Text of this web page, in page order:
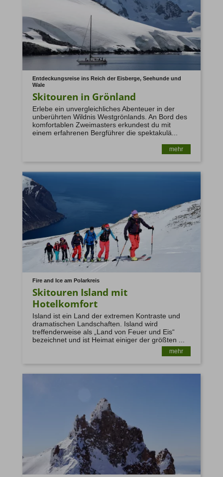
Entdeckungsreise ins Reich der Eisberge, Seehunde und
Wale
Skitouren in Grönland
Erlebe ein unvergleichliches Abenteuer in der
unberührten Wildnis Westgrönlands. An Bord des
komfortablen Zweimasters erkundest du mit
einem erfahrenen Bergführer die spektakulä...
mehr
Fire and Ice am Polarkreis
Skitouren Island mit
Hotelkomfort
Island ist ein Land der extremen Kontraste und
dramatischen Landschaften. Island wird
treffenderweise als „Land von Feuer und Eis“
bezeichnet und ist Heimat einiger der größten ...
mehr